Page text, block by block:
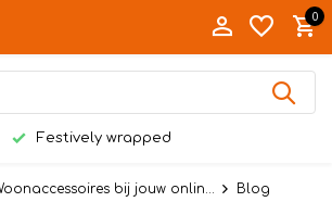
0
Festively wrapped
bij jouw onlin... Blog